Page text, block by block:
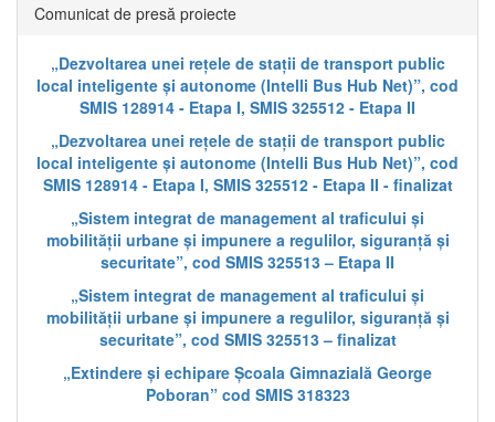
Comunicat de presă proiecte
„Dezvoltarea unei rețele de stații de transport public
local inteligente și autonome (Intelli Bus Hub Net)”, cod
SMIS 128914 - Etapa I, SMIS 325512 - Etapa II
„Dezvoltarea unei rețele de stații de transport public
local inteligente și autonome (Intelli Bus Hub Net)”, cod
SMIS 128914 - Etapa I, SMIS 325512 - Etapa II - finalizat
„Sistem integrat de management al traficului și
mobilității urbane și impunere a regulilor, siguranță și
securitate”, cod SMIS 325513 – Etapa II
„Sistem integrat de management al traficului și
mobilității urbane și impunere a regulilor, siguranță și
securitate”, cod SMIS 325513 – finalizat
„Extindere și echipare Școala Gimnazială George
Poboran” cod SMIS 318323